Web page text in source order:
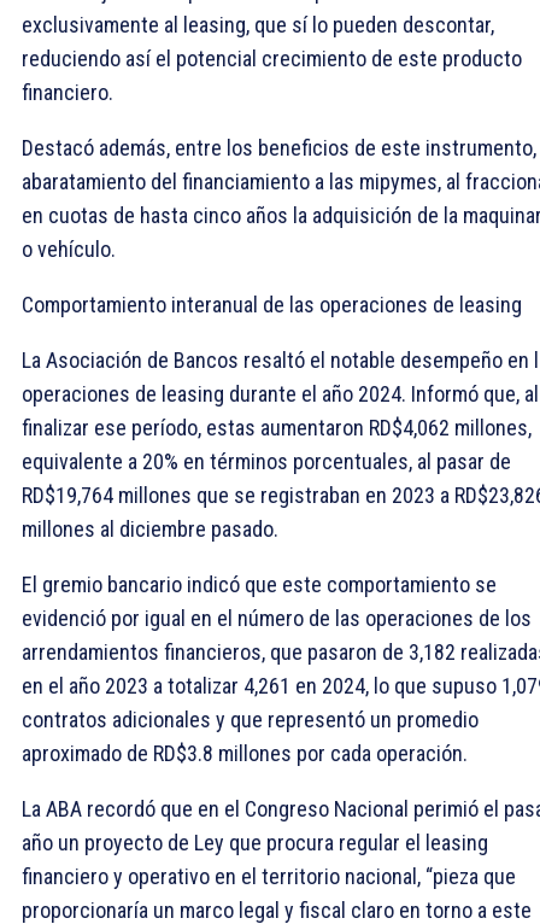
exclusivamente al leasing, que sí lo pueden descontar,
reduciendo así el potencial crecimiento de este producto
financiero.
Destacó además, entre los beneficios de este
abaratamiento del financiamiento a las mipymes, al
en cuotas de hasta cinco años la adquisición de la
o vehículo.
Comportamiento interanual de las operaciones de leasing
La Asociación de Bancos resaltó el notable desempeño en
operaciones de leasing durante el año 2024. Informó que, al
finalizar ese período, estas aumentaron RD$4,062 millones,
equivalente a 20% en términos porcentuales, al pasar de
RD$19,764 millones que se registraban en 2023 a
millones al diciembre pasado.
El gremio bancario indicó que este comportamiento se
evidenció por igual en el número de las operaciones de los
arrendamientos financieros, que pasaron de 3,182
en el año 2023 a totalizar 4,261 en 2024, lo que supuso
contratos adicionales y que representó un promedio
aproximado de RD$3.8 millones por cada operación.
La ABA recordó que en el Congreso Nacional perimió el
año un proyecto de Ley que procura regular el leasing
financiero y operativo en el territorio nacional, “pieza que
proporcionaría un marco legal y fiscal claro en torno a este